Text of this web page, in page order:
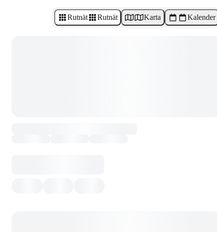
Rutnät Rutnät Karta Kalender